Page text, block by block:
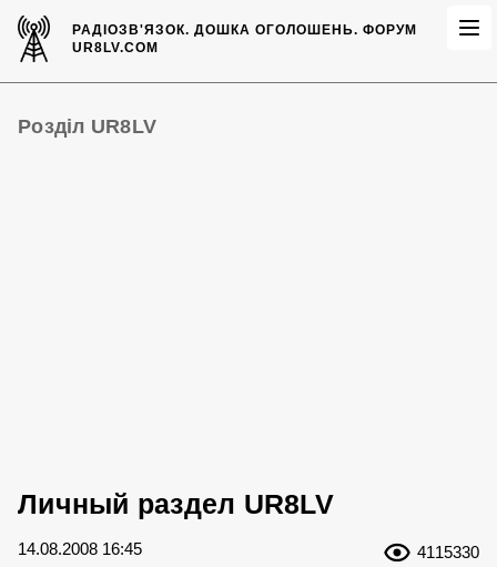
РАДІОЗВ'ЯЗОК.ДОШКА ОГОЛОШЕНЬ. ФОРУМ
UR8LV.COM
Розділ UR8LV
Личный раздел UR8LV
14.08.2008 16:45 4115330